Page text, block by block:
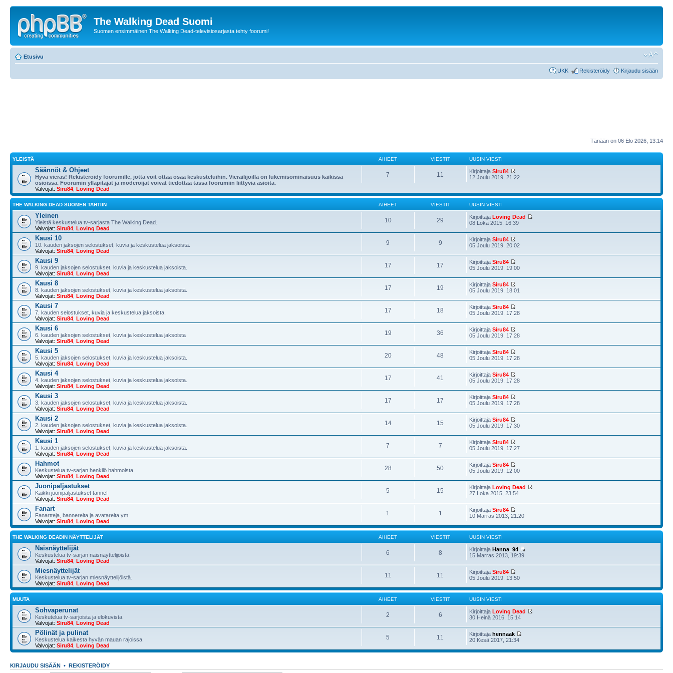
The Walking Dead Suomi
Suomen ensimmäinen The Walking Dead-televisiosarjasta tehty foorumi!
Etusivu
UKK Rekisteröidy Kirjaudu sisään
Tänään on 06 Elo 2026, 13:14
YLEISTÄ AIHEET VIESTIT UUSIN VIESTI
Säännöt & Ohjeet
Hyvä vieras! Rekisteröidy foorumille, jotta voit ottaa osaa keskusteluihin. Vierailijoilla on lukemisominaisuus kaikissa
osioissa. Foorumin ylläpitäjät ja moderoijat voivat tiedottaa tässä foorumiin liittyviä asioita.
Valvojat: Siru84 Loving Dead
7 11 KirjoittajaSiru84
12 Joulu 2019, 21:22
THE WALKING DEAD SUOMEN TAHTIIN AIHEET VIESTIT UUSIN VIESTI
Yleinen
Yleistä keskustelua tv-sarjasta The Walking Dead.
Valvojat: Siru84 Loving Dead
10 29 KirjoittajaLoving Dead
08 Loka 2015, 16:39
Kausi 10
10. kauden jaksojen selostukset, kuvia ja keskustelua jaksoista.
Valvojat: Siru84 Loving Dead
9 9 KirjoittajaSiru84
05 Joulu 2019, 20:02
Kausi 9
9. kauden jaksojen selostukset, kuvia ja keskustelua jaksoista.
Valvojat: Siru84 Loving Dead
17 17 KirjoittajaSiru84
05 Joulu 2019, 19:00
Kausi 8
8. kauden jaksojen selostukset, kuvia ja keskustelua jaksoista.
Valvojat: Siru84 Loving Dead
17 19 KirjoittajaSiru84
05 Joulu 2019, 18:01
Kausi 7
7. kauden selostukset, kuvia ja keskustelua jaksoista.
Valvojat: Siru84 Loving Dead
17 18 KirjoittajaSiru84
05 Joulu 2019, 17:28
Kausi 6
6. kauden jaksojen selostukset, kuvia ja keskustelua jaksoista
Valvojat: Siru84 Loving Dead
19 36 KirjoittajaSiru84
05 Joulu 2019, 17:28
Kausi 5
5. kauden jaksojen selostukset, kuvia ja keskustelua jaksoista.
Valvojat: Siru84 Loving Dead
20 48 KirjoittajaSiru84
05 Joulu 2019, 17:28
Kausi 4
4. kauden jaksojen selostukset, kuvia ja keskustelua jaksoista.
Valvojat: Siru84 Loving Dead
17 41 KirjoittajaSiru84
05 Joulu 2019, 17:28
Kausi 3
3. kauden jaksojen selostukset, kuvia ja keskustelua jaksoista.
Valvojat: Siru84 Loving Dead
17 17 KirjoittajaSiru84
05 Joulu 2019, 17:28
Kausi 2
2. kauden jaksojen selostukset, kuvia ja keskustelua jaksoista.
Valvojat: Siru84 Loving Dead
14 15 KirjoittajaSiru84
05 Joulu 2019, 17:30
Kausi 1
1. kauden jaksojen selostukset, kuvia ja keskustelua jaksoista.
Valvojat: Siru84 Loving Dead
7 7 KirjoittajaSiru84
05 Joulu 2019, 17:27
Hahmot
Keskustelua tv-sarjan henkilö hahmoista.
Valvojat: Siru84 Loving Dead
28 50 KirjoittajaSiru84
05 Joulu 2019, 12:00
Juonipaljastukset
Kaikki juonipaljastukset tänne!
Valvojat: Siru84 Loving Dead
5 15 KirjoittajaLoving Dead
27 Loka 2015, 23:54
Fanart
Fanartteja, bannereita ja avatareita ym.
Valvojat: Siru84 Loving Dead
1 1 KirjoittajaSiru84
10 Marras 2013, 21:20
THE WALKING DEADIN NÄYTTELIJÄT AIHEET VIESTIT UUSIN VIESTI
Naisnäyttelijät
Keskustelua tv-sarjan naisnäyttelijöistä.
Valvojat: Siru84 Loving Dead
6 8 KirjoittajaHanna_94
15 Marras 2013, 19:39
Miesnäyttelijät
Keskustelua tv-sarjan miesnäyttelijöistä.
Valvojat: Siru84 Loving Dead
11 11 KirjoittajaSiru84
05 Joulu 2019, 13:50
MUUTA AIHEET VIESTIT UUSIN VIESTI
Sohvaperunat
Keskutelua tv-sarjoista ja elokuvista.
Valvojat: Siru84 Loving Dead
2 6 KirjoittajaLoving Dead
30 Heinä 2016, 15:14
Pölinät ja pulinat
Keskustelua kaikesta hyvän mauan rajoissa.
Valvojat: Siru84 Loving Dead
5 11 Kirjoittajahennaak
20 Kesä 2017, 21:34
KIRJAUDU SISÄÄN • REKISTERÖIDY